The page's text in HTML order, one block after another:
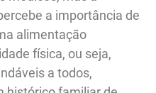
a importância de
alimentação
física, ou seja,
a todos,